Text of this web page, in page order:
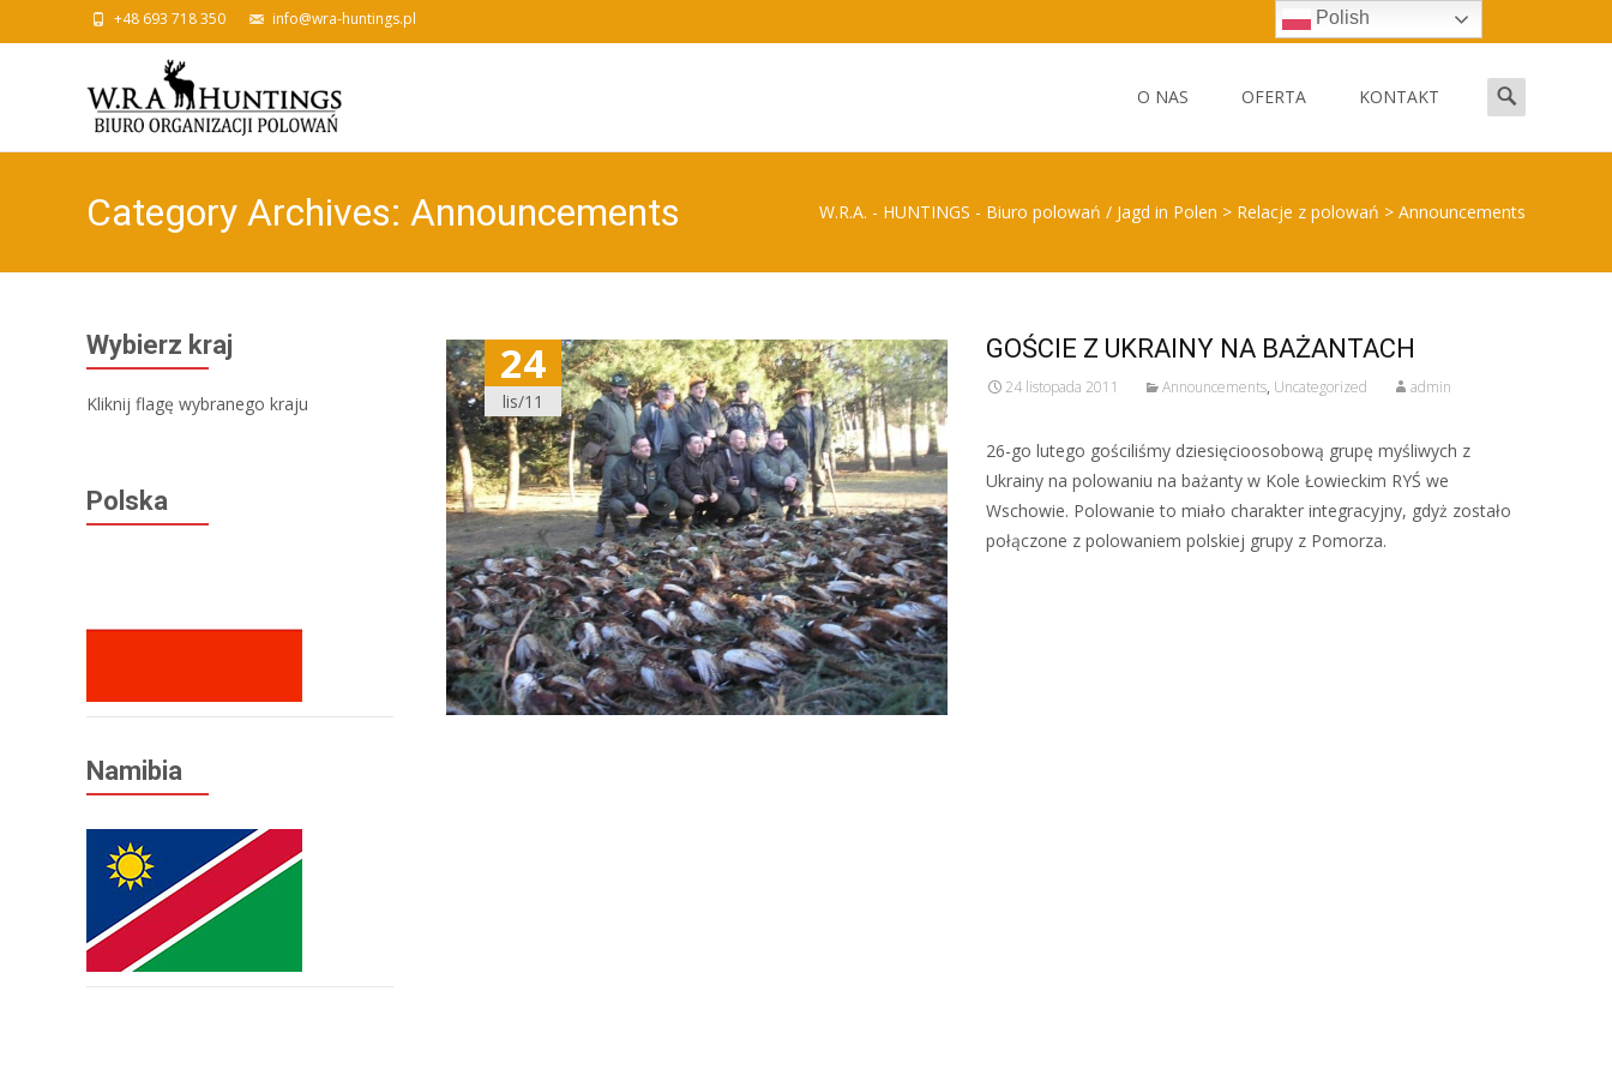
+48 693 718 350 info@wra-huntings.pl
O NAS OFERTA KONTAKT
Search
for:
Category Archives: Announcements W.R.A. - HUNTINGS - Biuro polowań / Jagd in Polen > Relacje z polowań > Announcements
24
lis/11
GOŚCIE Z UKRAINY NA BAŻANTACH
24 listopada 2011 Announcements, Uncategorized admin
26-go lutego gościliśmy dziesięcioosobową grupę myśliwych z
Ukrainy na polowaniu na bażanty w Kole Łowieckim RYŚ we
Wschowie. Polowanie to miało charakter integracyjny, gdyż zostało
połączone z polowaniem polskiej grupy z Pomorza.
Wybierz kraj
Kliknij flagę wybranego kraju
Polska
Namibia
Polish